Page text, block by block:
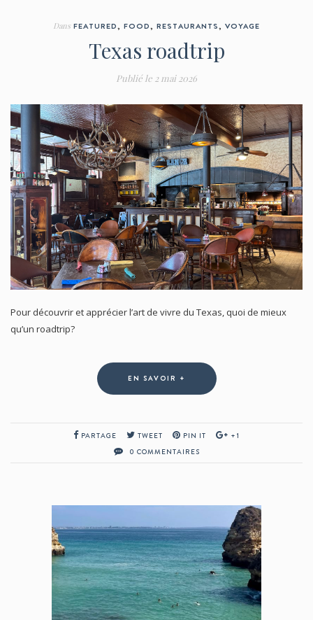
Dans FEATURED, FOOD, RESTAURANTS, VOYAGE
Texas roadtrip
Publié le 2 mai 2026
Pour découvrir et apprécier l’art de vivre du Texas, quoi de mieux
qu’un roadtrip?
EN SAVOIR +
PARTAGE TWEET PIN IT
+1
0 COMMENTAIRES